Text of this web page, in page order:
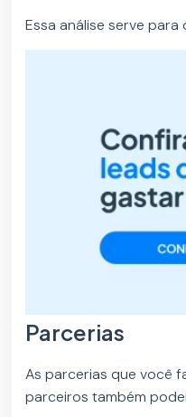
Essa análise serve
Parcerias
As parcerias que você
parceiros também